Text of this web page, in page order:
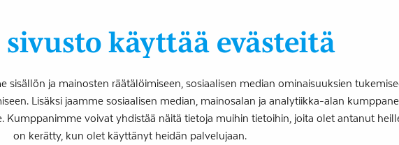
sivusto käyttää evästeitä
sisällön ja mainosten räätälöimiseen, sosiaalisen median ominaisuuksien
Lisäksi jaamme sosiaalisen median, mainosalan ja analytiikka-alan
Kumppanimme voivat yhdistää näitä tietoja muihin tietoihin, joita olet antanut
on kerätty, kun olet käyttänyt heidän palvelujaan.
tarvita diagnoosia, riittää, että
on tarvetta. Tuominen tietää, että
tukikeinojen käyttämisessä on
vaihtelua, ja yleinen vanhempien